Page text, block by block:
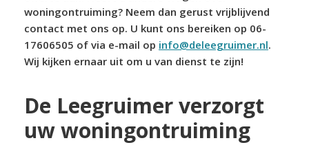
woningontruiming? Neem dan gerust vrijblijvend
contact met ons op. U kunt ons bereiken op 06-
17606505 of via e-mail op info@deleegruimer.nl.
Wij kijken ernaar uit om u van dienst te zijn!
De Leegruimer verzorgt
uw woningontruiming